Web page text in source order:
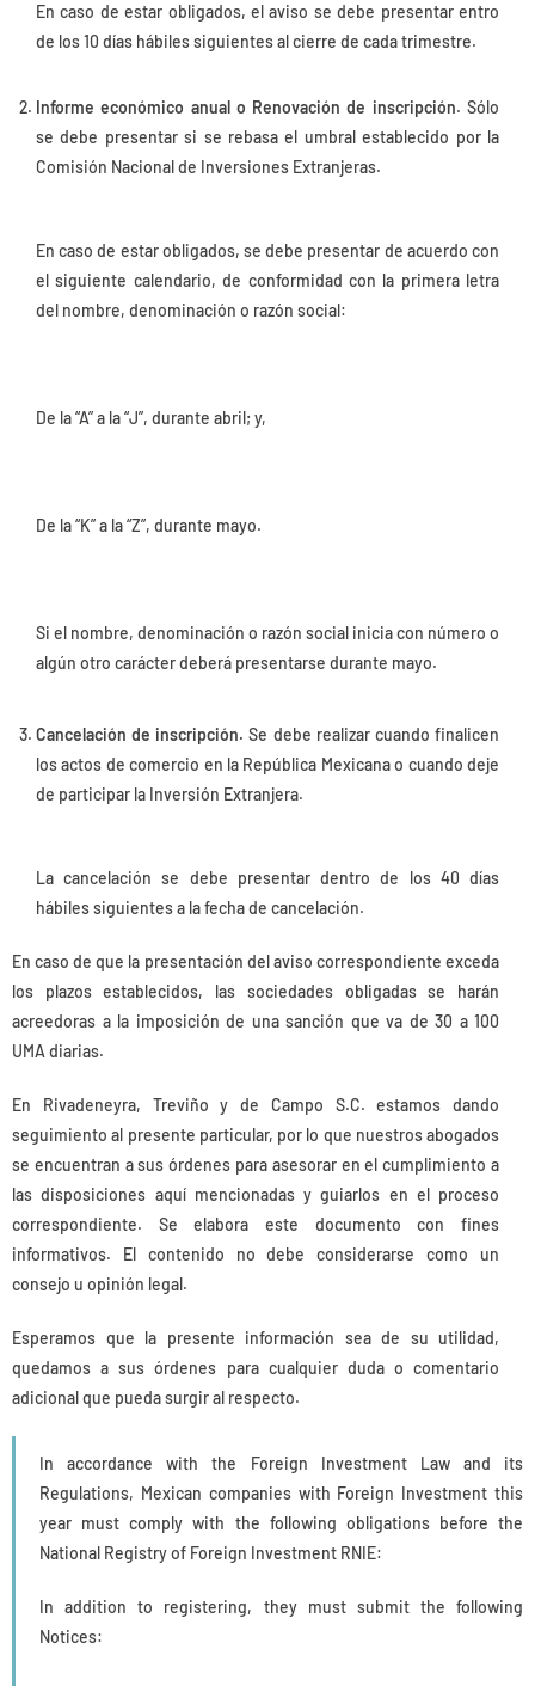
En caso de estar obligados, el aviso se debe presentar entro
de los 10 días hábiles siguientes al cierre de cada trimestre.
Informe económico anual o Renovación de inscripción. Sólo
se debe presentar si se rebasa el umbral establecido por la
Comisión Nacional de Inversiones Extranjeras.
En caso de estar obligados, se debe presentar de acuerdo con
el siguiente calendario, de conformidad con la primera letra
del nombre, denominación o razón social:
De la “A” a la “J”, durante abril; y,
De la “K” a la “Z”, durante mayo.
Si el nombre, denominación o razón social inicia con número o
algún otro carácter deberá presentarse durante mayo.
Cancelación de inscripción.Se debe realizar cuando finalicen
los actos de comercio en la República Mexicana o cuando deje
de participar la Inversión Extranjera.
La cancelación se debe presentar dentro de los 40 días
hábiles siguientes a la fecha de cancelación.
En caso de que la presentación del aviso correspondiente exceda
los plazos establecidos, las sociedades obligadas se harán
acreedoras a la imposición de una sanción que va de 30 a 100
UMA diarias.
En Rivadeneyra, Treviño y de Campo S.C. estamos dando
seguimiento al presente particular, por lo que nuestros abogados
se encuentran a sus órdenes para asesorar en el cumplimiento a
las disposiciones aquí mencionadas y guiarlos en el proceso
correspondiente. Se elabora este documento con fines
informativos. El contenido no debe considerarse como un
consejo u opinión legal.
Esperamos que la presente información sea de su utilidad,
quedamos a sus órdenes para cualquier duda o comentario
adicional que pueda surgir al respecto.
In accordance with the Foreign Investment Law and its
Regulations, Mexican companies with Foreign Investment this
year must comply with the following obligations before the
National Registry of Foreign Investment RNIE:
In addition to registering, they must submit the following
Notices: